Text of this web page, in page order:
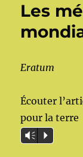
Les
Eratum
Écouter
pour la terre
Vm P